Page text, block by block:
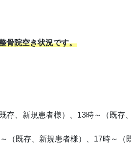
骨院空き状況です。
、新規患者様）、13時～（既存、
、新規患者様）、17時～（既